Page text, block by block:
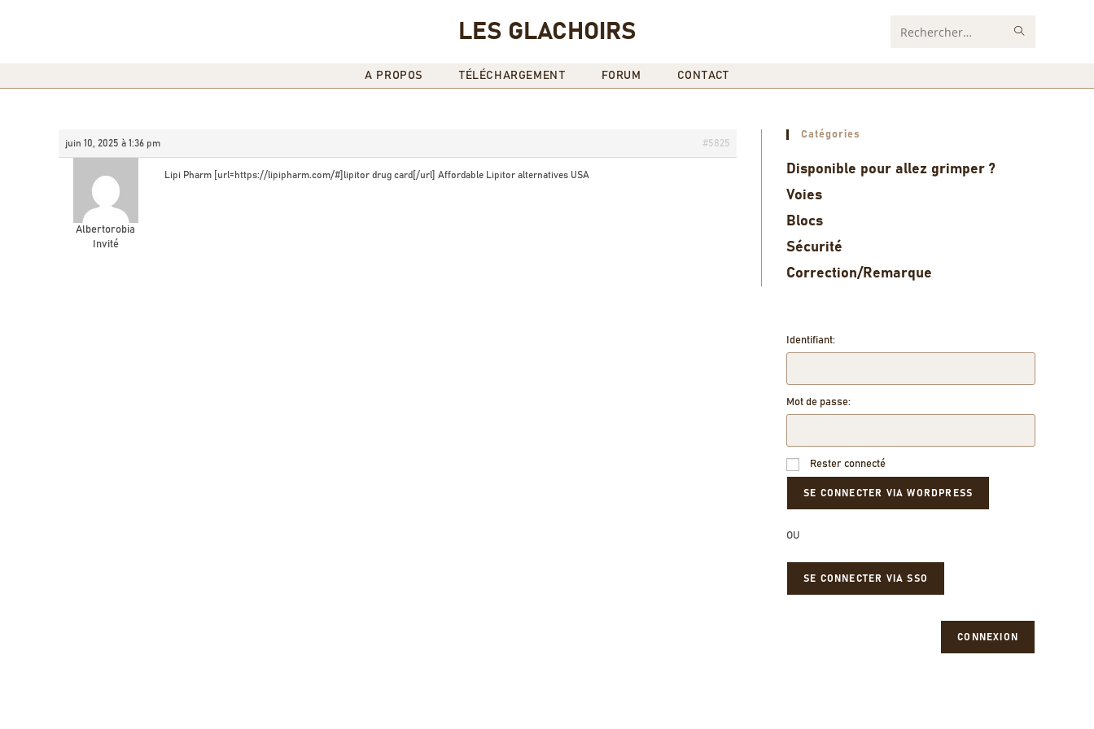
LES GLACHOIRS Rechercher
A PROPOS TÉLÉCHARGEMENT FORUM CONTACT
juin 10, 2025 à 1:36 pm #5825
Albertorobia
Invité
Lipi Pharm [url=https://lipipharm.com/#]lipitor drug card[/url] Affordable Lipitor alternatives USA
Catégories
Disponible pour allez grimper ?
Voies
Blocs
Sécurité
Correction/Remarque
Identifiant:
Mot de passe:
Rester connecté
OU
SE CONNECTER VIA SSO
CONNEXION